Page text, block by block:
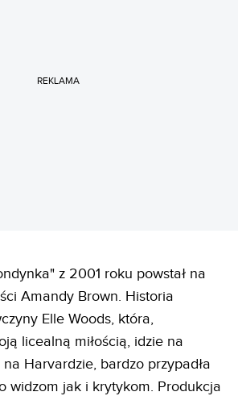
REKLAMA
z 2001 roku powstał na
Amandy Brown. Historia
Elle Woods, która,
licealną miłością, idzie na
Harvardzie, bardzo przypadła
widzom jak i krytykom. Produkcja